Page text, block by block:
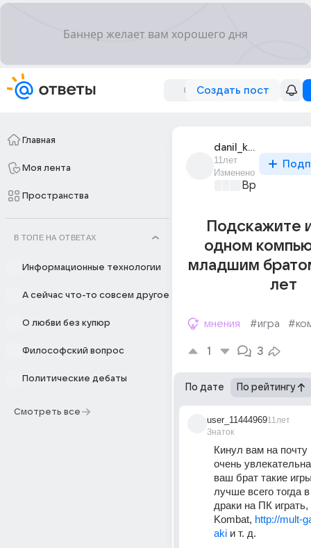
Создать пост
Главная
Моя лента
Пространства
В ТОПЕ НА ОТВЕТАХ
Информационные технологии
А сейчас что-то совсем другое
О любви без купюр
Философский вопрос
Политические дебаты
Смотреть все
danil_kibirev_3
11лет
Изменено
Время игр
Подскажите
одном
младшим
лет
мнения #игра
1 3
По дате По рейтингу
user_11444969
Знаток
11лет
Кинул вам на почту
очень
ваш брат такие
лучше всего тогда
драки на ПК
Kombat, http://mult-
aki и т. д.